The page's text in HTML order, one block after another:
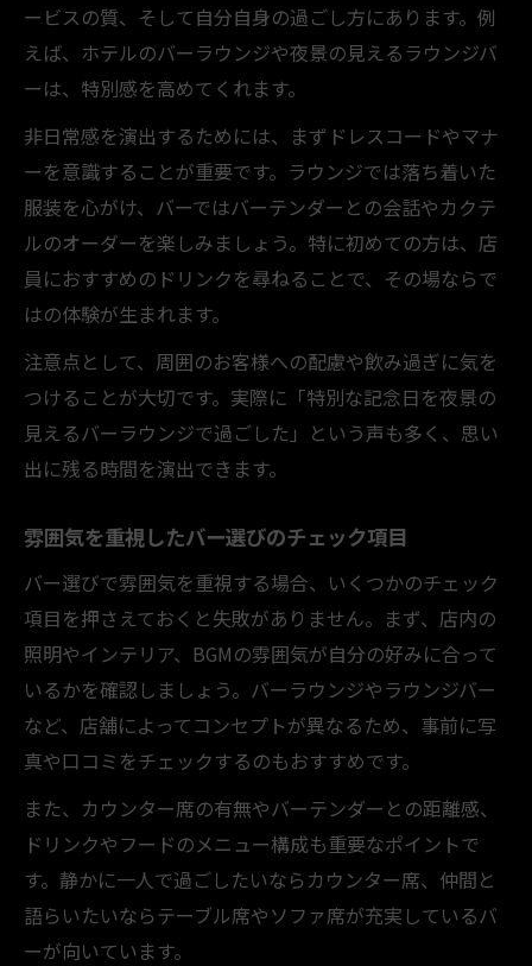
ービスの質、そして自分自身の過ごし方にあります。例
えば、ホテルのバーラウンジや夜景の見えるラウンジバ
ーは、特別感を高めてくれます。
非日常感を演出するためには、まずドレスコードやマナ
ーを意識することが重要です。ラウンジでは落ち着いた
服装を心がけ、バーではバーテンダーとの会話やカクテ
ルのオーダーを楽しみましょう。特に初めての方は、店
員におすすめのドリンクを尋ねることで、その場ならで
はの体験が生まれます。
注意点として、周囲のお客様への配慮や飲み過ぎに気を
つけることが大切です。実際に「特別な記念日を夜景の
見えるバーラウンジで過ごした」という声も多く、思い
出に残る時間を演出できます。
雰囲気を重視したバー選びのチェック項目
バー選びで雰囲気を重視する場合、いくつかのチェック
項目を押さえておくと失敗がありません。まず、店内の
照明やインテリア、BGMの雰囲気が自分の好みに合って
いるかを確認しましょう。バーラウンジやラウンジバー
など、店舗によってコンセプトが異なるため、事前に写
真や口コミをチェックするのもおすすめです。
また、カウンター席の有無やバーテンダーとの距離感、
ドリンクやフードのメニュー構成も重要なポイントで
す。静かに一人で過ごしたいならカウンター席、仲間と
語らいたいならテーブル席やソファ席が充実しているバ
ーが向いています。